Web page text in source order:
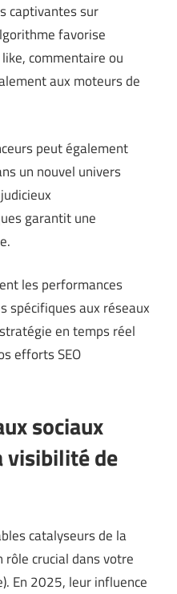
captivantes sur
favorise
commentaire ou
aux moteurs de
peut également
un nouvel univers
garantit une
les performances
spécifiques aux réseaux
en temps réel
efforts SEO
sociaux
visibilité de
catalyseurs de la
crucial dans votre
). En 2025, leur influence